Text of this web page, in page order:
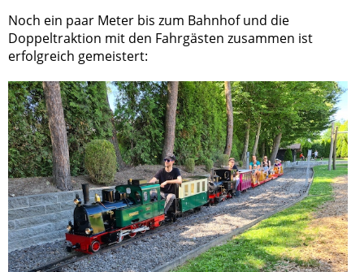
Noch ein paar Meter bis zum Bahnhof und die
Doppeltraktion mit den Fahrgästen zusammen ist
erfolgreich gemeistert: